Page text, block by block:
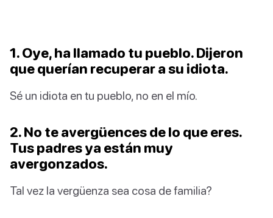
1. Oye, ha llamado tu pueblo. Dijeron
que querían recuperar a su idiota.
Sé un idiota en tu pueblo, no en el mío.
2. No te avergüences de lo que eres.
Tus padres ya están muy
avergonzados.
Tal vez la vergüenza sea cosa de familia?